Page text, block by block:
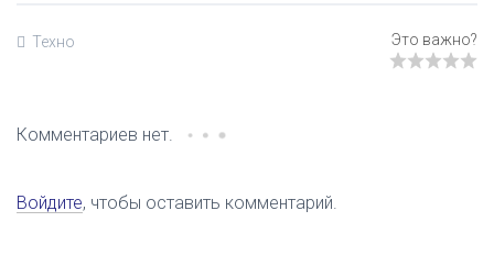
Техно
Комментариев нет.
Войдите, чтобы оставить комментарий.